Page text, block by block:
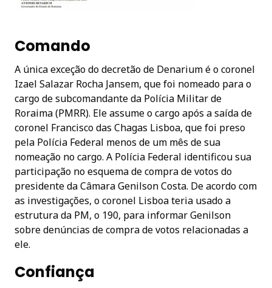
Comando
A única exceção do decretão de Denarium é o coronel
Izael Salazar Rocha Jansem, que foi nomeado para o
cargo de subcomandante da Polícia Militar de
Roraima (PMRR). Ele assume o cargo após a saída de
coronel Francisco das Chagas Lisboa, que foi preso
pela Polícia Federal menos de um mês de sua
nomeação no cargo. A Polícia Federal identificou sua
participação no esquema de compra de votos do
presidente da Câmara Genilson Costa. De acordo com
as investigações, o coronel Lisboa teria usado a
estrutura da PM, o 190, para informar Genilson
sobre denúncias de compra de votos relacionadas a
ele.
Confiança